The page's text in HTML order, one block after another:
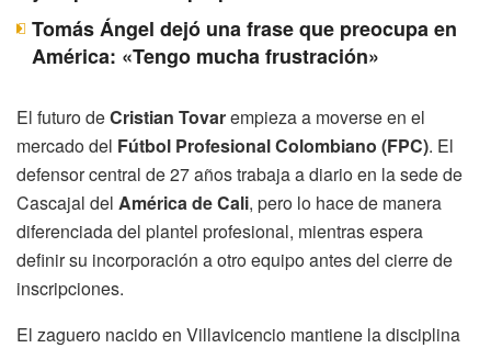
Tomás Ángel dejó una frase que preocupa en
América: «Tengo mucha frustración»
El futuro deCristian Tovarempieza a moverse en el
mercado del Fútbol Profesional Colombiano (FPC). El
defensor central de 27 años trabaja a diario en la sede de
Cascajal del América de Cali, pero lo hace de manera
diferenciada del plantel profesional, mientras espera
definir su incorporación a otro equipo antes del cierre de
inscripciones.
El zaguero nacido en Villavicencio mantiene la disciplina